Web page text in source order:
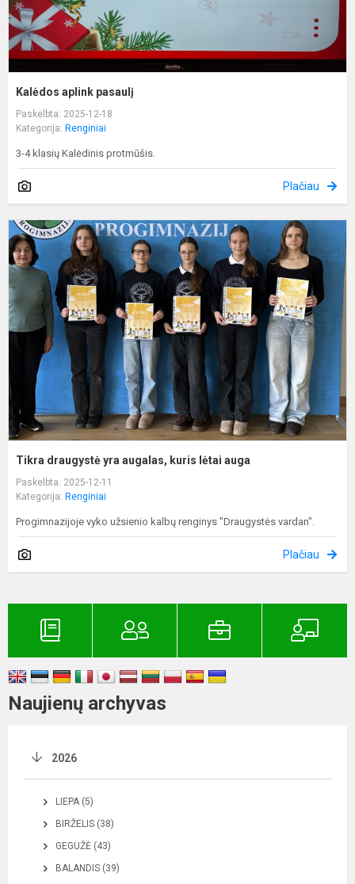
Kalėdos aplink pasaulį
Paskelbta: 2025-12-18
Kategorija: Renginiai
3-4 klasių Kalėdinis protmūšis.
Plačiau
Tikra draugystė yra augalas, kuris lėtai auga
Paskelbta: 2025-12-11
Kategorija: Renginiai
Progimnazijoje vyko užsienio kalbų renginys "Draugystės vardan".
Plačiau
Naujienų archyvas
2026
LIEPA (5)
BIRŽELIS (38)
GEGUŽĖ (43)
BALANDIS (39)